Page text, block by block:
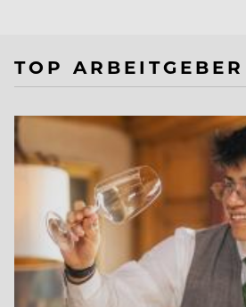
TOP ARBEITGEBER